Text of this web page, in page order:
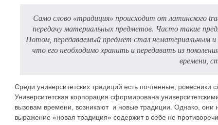
Само слово «традиция» происходит от латинского
передачу материальных предметов. Часто такие
Потом, передаваемый предмет стал нематериальным и
что его необходимо хранить и передавать из
времени,
Среди университетских традиций есть почтенные,
Университетская корпорация сформирована
вызовам времени, возникают и новые традиции. Однако, они
выражение «новая традиция» содержит в себе не